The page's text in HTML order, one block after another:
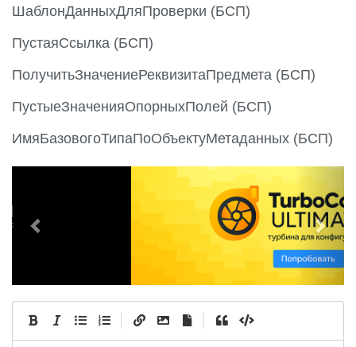
ШаблонДанныхДляПроверки (БСП)
ПустаяСсылка (БСП)
ПолучитьЗначениеРеквизитаПредмета (БСП)
ПустыеЗначенияОпорныхПолей (БСП)
ИмяБазовогоТипаПоОбъектуМетаданных (БСП)
e
o
e
x
t